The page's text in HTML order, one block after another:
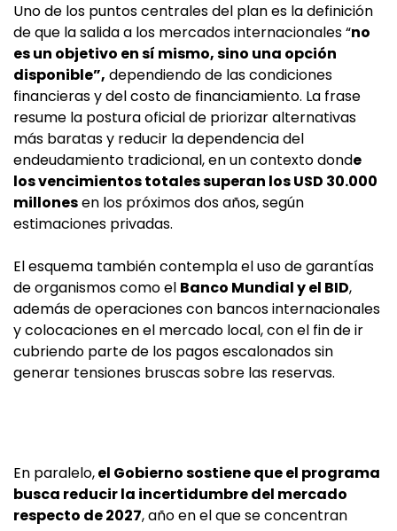
Uno de los puntos centrales del plan es la definición
de que la salida a los mercados internacionales “no
es un objetivo en sí mismo, sino una opción
disponible”, dependiendo de las condiciones
financieras y del costo de financiamiento. La frase
resume la postura oficial de priorizar alternativas
más baratas y reducir la dependencia del
endeudamiento tradicional, en un contexto donde
los vencimientos totales superan los USD 30.000
millonesen los próximos dos años, según
estimaciones privadas.
El esquema también contempla el uso de garantías
de organismos como el Banco Mundial y el BID,
además de operaciones con bancos internacionales
y colocaciones en el mercado local, con el fin de ir
cubriendo parte de los pagos escalonados sin
generar tensiones bruscas sobre las reservas.
En paralelo,el Gobierno sostiene que el programa
busca reducir la incertidumbre del mercado
respecto de 2027, año en el que se concentran